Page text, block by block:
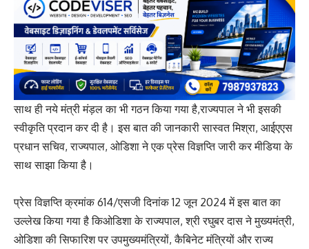
साथ ही नये मंत्री मंड़ल का भी गठन किया गया है,राज्यपाल ने भी इसकी
स्वीकृति प्रदान कर दी है। इस बात की जानकारी सास्वत मिश्रा, आईएएस
प्रधान सचिव, राज्यपाल, ओडिशा ने एक प्रेस विज्ञप्ति जारी कर मीडिया के
साथ साझा किया है।
प्रेस विज्ञप्ति क्रमांक 614/एसजी दिनांक 12 जून 2024 में इस बात का
उल्लेख किया गया है किओडिशा के राज्यपाल, श्री रघुबर दास ने मुख्यमंत्री,
ओडिशा की सिफारिश पर उपमुख्यमंत्रियों, कैबिनेट मंत्रियों और राज्य